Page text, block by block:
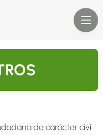
de carácter civil